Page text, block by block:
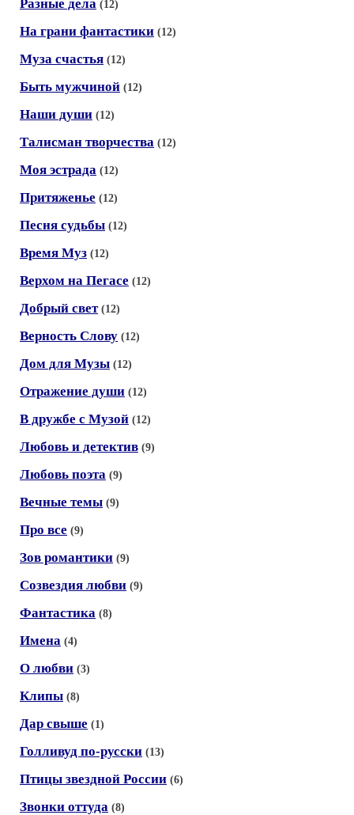
Разные дела (12)
На грани фантастики (12)
Муза счастья (12)
Быть мужчиной (12)
Наши души (12)
Талисман творчества (12)
Моя эстрада (12)
Притяженье (12)
Песня судьбы (12)
Время Муз (12)
Верхом на Пегасе (12)
Добрый свет (12)
Верность Слову (12)
Дом для Музы (12)
Отражение души (12)
В дружбе с Музой (12)
Любовь и детектив (9)
Любовь поэта (9)
Вечные темы (9)
Про все (9)
Зов романтики (9)
Созвездия любви (9)
Фантастика (8)
Имена (4)
О любви (3)
Клипы (8)
Дар свыше (1)
Голливуд по-русски (13)
Птицы звездной России (6)
Звонки оттуда (8)